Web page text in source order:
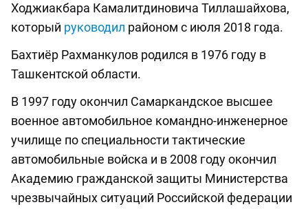
Ходжиакбара Камалитдиновича Тиллашайхова,
который руководил районом с июля 2018 года.
Бахтиёр Рахманкулов родился в 1976 году в
Ташкентской области.
В 1997 году окончил Самаркандское высшее
военное автомобильное командно-инженерное
училище по специальности тактические
автомобильные войска и в 2008 году окончил
Академию гражданской защиты Министерства
чрезвычайных ситуаций Российской федерации